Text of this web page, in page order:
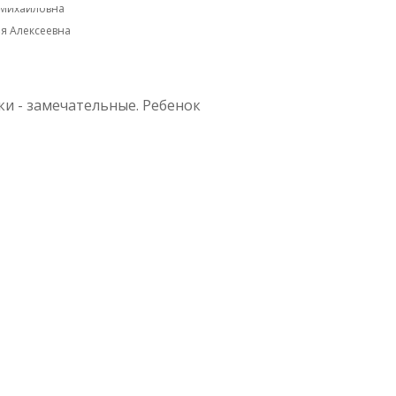
Алексеевна
- замечательные. Ребенок